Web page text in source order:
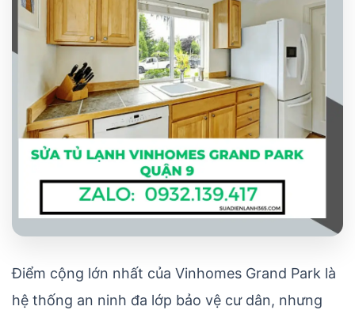
Điểm cộng lớn nhất của Vinhomes Grand Park là
hệ thống an ninh đa lớp bảo vệ cư dân, nhưng